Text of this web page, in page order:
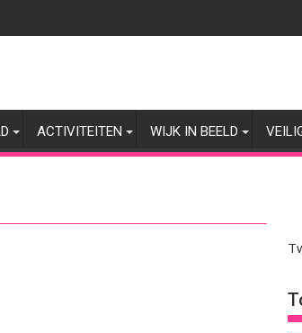
ACTIVITEITEN WIJK IN BEELD